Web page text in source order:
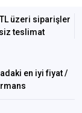
üzeri siparişler
teslimat
en iyi fiyat /